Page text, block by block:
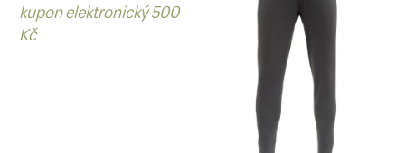
Bohužel už ale nezbývá místo
nějakou tu sváču a třeba i